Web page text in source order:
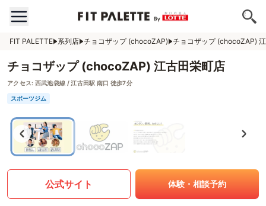
FIT PALETTE 系列店 チョコザップ (chocoZAP) チョコザップ (chocoZAP)
チョコザップ (chocoZAP) 江古田栄町店
アクセス: 西武池袋線 / 江古田駅 南口 徒歩7分
スポーツジム
公式サイト 体験・相談予約